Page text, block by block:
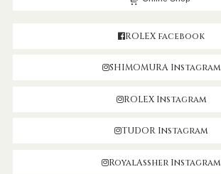
ROLEX facebook
SHIMOMURA Instagram
ROLEX Instagram
TUDOR Instagram
RoyalAssher Instagram